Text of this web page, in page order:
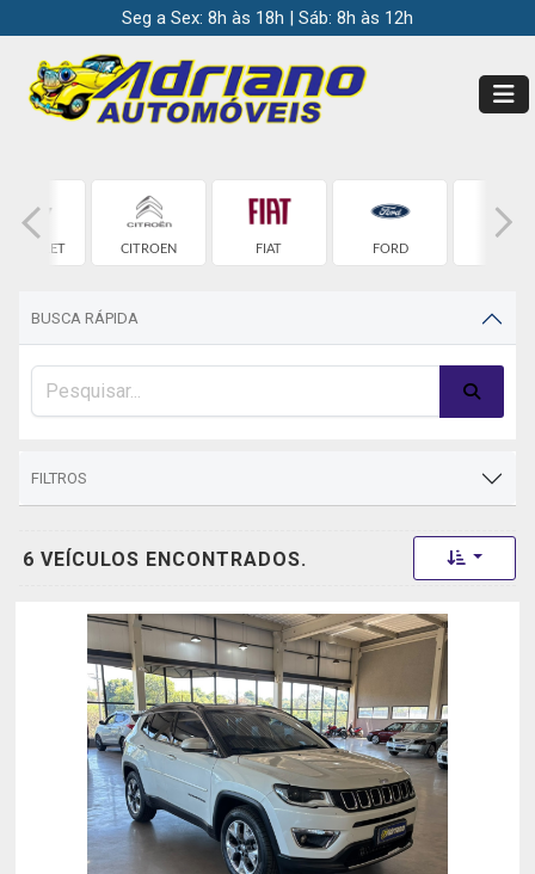
Seg a Sex: 8h às 18h | Sáb: 8h às 12h
CITROEN FIAT FORD
BUSCA RÁPIDA
FILTROS
6 VEÍCULOS ENCONTRADOS. Toggle